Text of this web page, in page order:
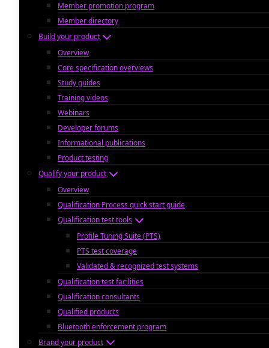
Member promotion program
Member directory
Build your product
Overview
Core specification overviews
Study guides
Training videos
Webinars
Developer forums
Informational publications
Product testing
Qualify your product
Overview
Qualification Process quick start guide
Qualification test tools
Profile Tuning Suite (PTS)
PTS test coverage
Validated & recognized test systems
Qualification test facilities
Qualification consultants
Qualified products
Bluetooth enforcement program
Brand your product